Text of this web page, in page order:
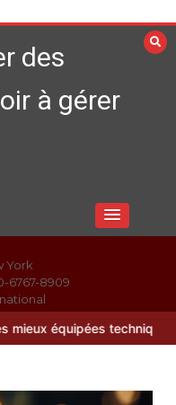
des
à gérer
York
6767-8909
techniquement ?